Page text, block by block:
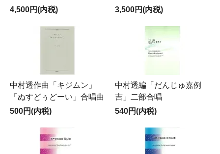
4,500円(内税)
3,500円(内税)
中村透作曲「キジムン」
「ぬすどぅどーい」合唱曲
500円(内税)
中村透編「だんじゅ嘉例
吉」二部合唱
540円(内税)